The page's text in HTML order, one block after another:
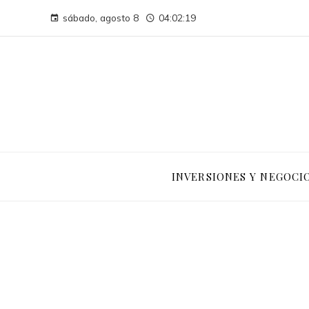
sábado, agosto 8 04:02:21
INVERSIONES Y